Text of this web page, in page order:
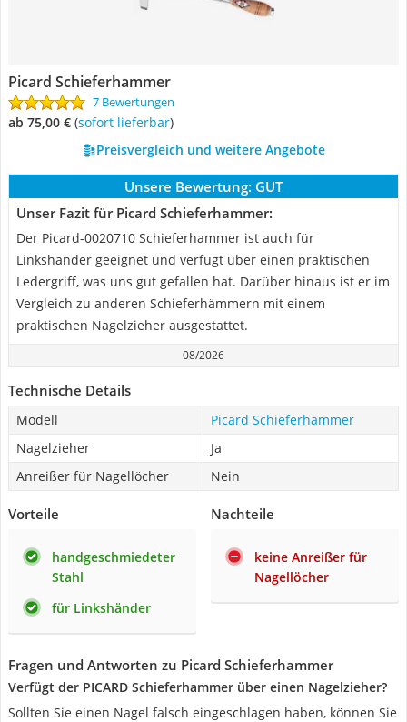
Picard Schieferhammer
7 Bewertungen
ab 75,00 € ( Sofort lieferbar)
Preisvergleich und weitere Angebote
Unsere Bewertung: GUT
Unser Fazit für Picard Schieferhammer:
Der Picard-0020710 Schieferhammer ist auch für
Linkshänder geeignet und verfügt über einen praktischen
Ledergriff, was uns gut gefallen hat. Darüber hinaus ist er im
Vergleich zu anderen Schieferhämmern mit einem
praktischen Nagelzieher ausgestattet.
08/2026
Technische Details
Modell
Picard Schieferhammer
Nagelzieher
Ja
Anreißer für Nagellöcher
Nein
Vorteile
handgeschmiedeter
Stahl
für Linkshänder
Nachteile
keine Anreißer für
Nagellöcher
Fragen und Antworten zu Picard Schieferhammer
Verfügt der PICARD Schieferhammer über einen Nagelzieher?
Sollten Sie einen Nagel falsch eingeschlagen haben, können Sie